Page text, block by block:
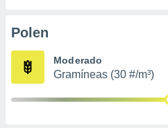
e
mediante
Polen
Moderado
Gramíneas (30 #/m³)